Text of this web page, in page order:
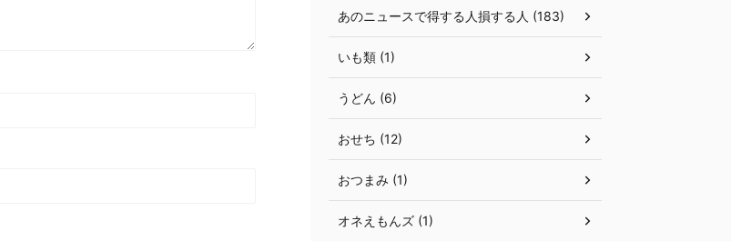
あのニュースで得する人損する人 (183)
いも類 (1)
うどん (6)
おせち (12)
おつまみ (1)
オネえもんズ (1)